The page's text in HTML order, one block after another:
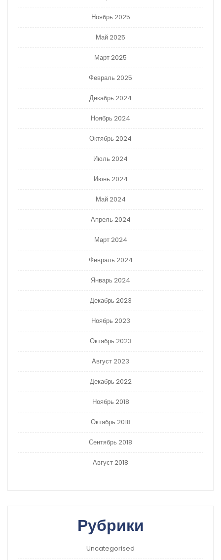
Ноябрь 2025
Май 2025
Март 2025
Февраль 2025
Декабрь 2024
Ноябрь 2024
Октябрь 2024
Июль 2024
Июнь 2024
Май 2024
Апрель 2024
Март 2024
Февраль 2024
Январь 2024
Декабрь 2023
Ноябрь 2023
Октябрь 2023
Август 2023
Декабрь 2022
Ноябрь 2018
Октябрь 2018
Сентябрь 2018
Август 2018
Рубрики
Uncategorised